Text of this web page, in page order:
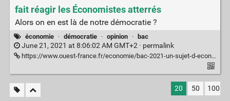
fait réagir les Économistes atterrés
Alors on en est là de notre démocratie ?
économie · démocratie · opinion · bac
June 21, 2021 at 8:06:02 AM GMT+2 · permalink
https://www.ouest-france.fr/economie/bac-2021-un-sujet-d-economie-juge-impartial-fait-reagir-les-economistes-atterres-7303481
20 50 100